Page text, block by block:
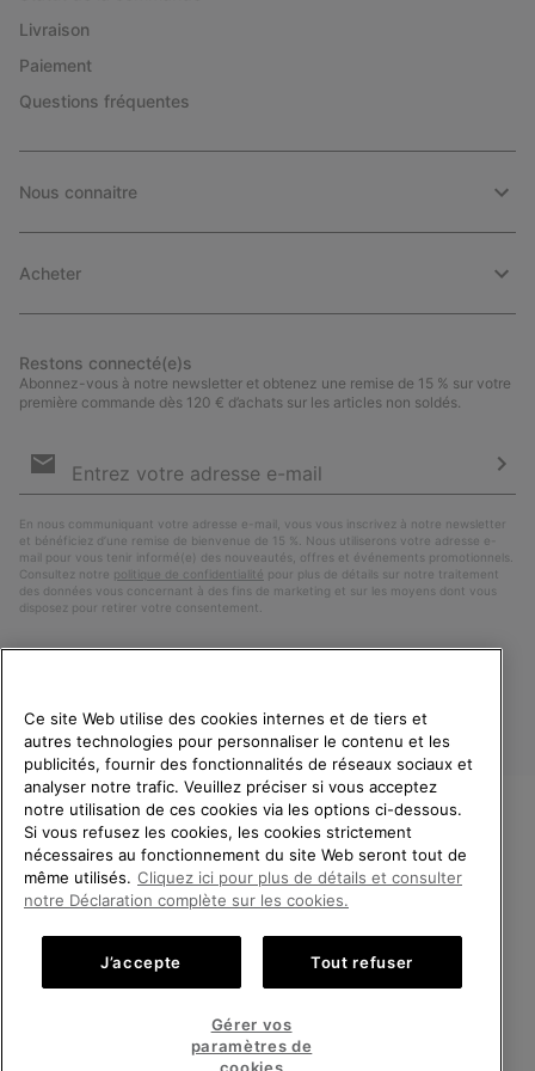
Livraison
Paiement
Questions fréquentes
Nous connaitre
Acheter
Restons connecté(e)s
Abonnez-vous à notre newsletter et obtenez une remise de 15 % sur votre
première commande dès 120 € d’achats sur les articles non soldés.
par
En nous communiquant votre adresse e-mail, vous vous inscrivez à notre newsletter
et bénéficiez d’une remise de bienvenue de 15 %. Nous utiliserons votre adresse e-
mail pour vous tenir informé(e) des nouveautés, offres et événements promotionnels.
Consultez notre politique de confidentialité pour plus de détails sur notre traitement
des données vous concernant à des fins de marketing et sur les moyens dont vous
disposez pour retirer votre consentement.
France
©2026 SOREL. Tous droits réservés.
Conditions Générales de Vente Garanties Légales Cookies
Impressum Public CBCR
Service client: Lun - Sam de 9h à 13h et de 14h à 18h
BIENVENUE CHEZ SOREL.
VEUILLEZ SÉLECTIONNER
VOTRE PAYS DE LIVRAISON.
Achats en ligne disponibles
Ce site Web utilise des cookies internes et de tiers et
autres technologies pour personnaliser le contenu et les
publicités, fournir des fonctionnalités de réseaux sociaux et
analyser notre trafic. Veuillez préciser si vous acceptez
notre utilisation de ces cookies via les options ci-dessous.
Si vous refusez les cookies, les cookies strictement
nécessaires au fonctionnement du site Web seront tout de
même utilisés. Cliquez ici pour plus de détails et consulter
notre Déclaration complète sur les cookies.
J’accepte Tout refuser
Gérer vos
paramètres de